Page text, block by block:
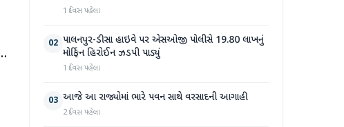
1 દિવસ પહેલા
02 પાલનપુર-ડીસા હાઇવે પર એસઓજી પોલીસે 19.80 લાખનું
મોર્ફિન હિરોઈન ઝડપી પાડ્યું
1 દિવસ પહેલા
03 આજે આ રાજ્યોમાં ભારે પવન સાથે વરસાદની આગાહી
2 દિવસ પહેલા